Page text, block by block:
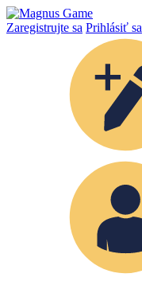
Zaregistrujte sa Prihlásiť sa